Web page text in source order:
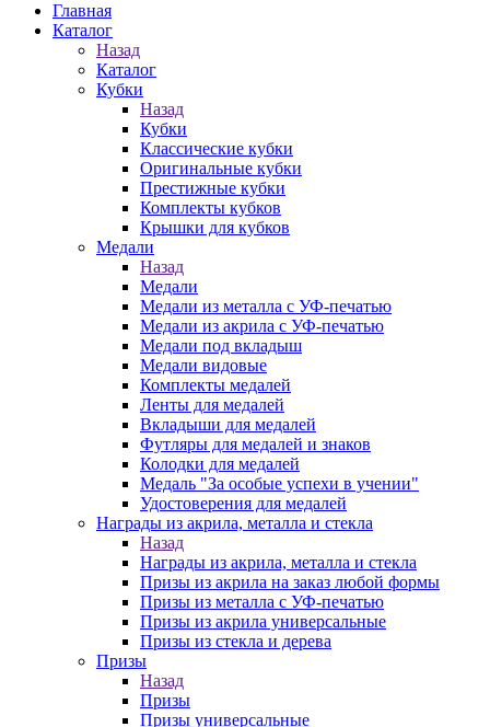
Главная
Каталог
Назад
Каталог
Кубки
Назад
Кубки
Классические кубки
Оригинальные кубки
Престижные кубки
Комплекты кубков
Крышки для кубков
Медали
Назад
Медали
Медали из металла с УФ-печатью
Медали из акрила с УФ-печатью
Медали под вкладыш
Медали видовые
Комплекты медалей
Ленты для медалей
Вкладыши для медалей
Футляры для медалей и знаков
Колодки для медалей
Медаль "За особые успехи в учении"
Удостоверения для медалей
Награды из акрила, металла и стекла
Назад
Награды из акрила, металла и стекла
Призы из акрила на заказ любой формы
Призы из металла с УФ-печатью
Призы из акрила универсальные
Призы из стекла и дерева
Призы
Назад
Призы
Призы универсальные